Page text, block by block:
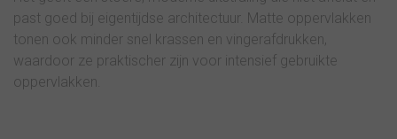
past goed bij eigentijdse architectuur. Matte oppervlakken
tonen ook minder snel krassen en vingerafdrukken,
waardoor ze praktischer zijn voor intensief gebruikte
oppervlakken.